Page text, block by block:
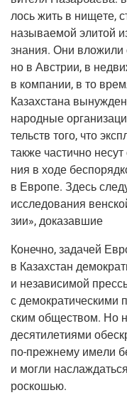
лось жить в нище­те,
назы­ва­е­мой эли­той
зна­ния. Они вло­жи­ли
но в Австрии, в
в ком­па­нии, в то
Казах­ста­на
на­род­ные
тельств того, что
так­же частич­но
ния в ходе
в Евро­пе. Здесь
иссле­до­ва­ния
зии», доказавшие
Конеч­но, зада­чей
в Казах­стан
и неза­ви­си­мой
с
ским обще­ством. Но
деся­ти­ле­ти­я­ми
по-преж­не­му име­ли
и мог­ли
роскошью.